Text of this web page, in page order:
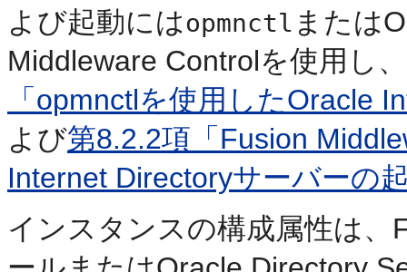
よび起動にはopmnctl または
Middleware Controlを使用し、
「opmnctlを使用したOracle
よび第8.2.2項「Fusion
Internet Directoryサーバーの
インスタンスの構成属性は、